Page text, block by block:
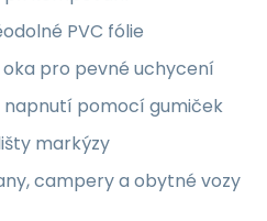
PVC fólie
pro pevné uchycení
pomocí gumiček
markýzy
campery a obytné vozy